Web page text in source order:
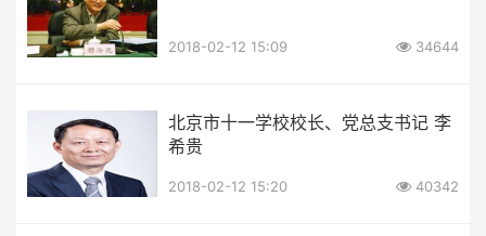
2018-02-12 15:09 34644
北京市十一学校校长、党总支书记 李
希贵
2018-02-12 15:20 40342